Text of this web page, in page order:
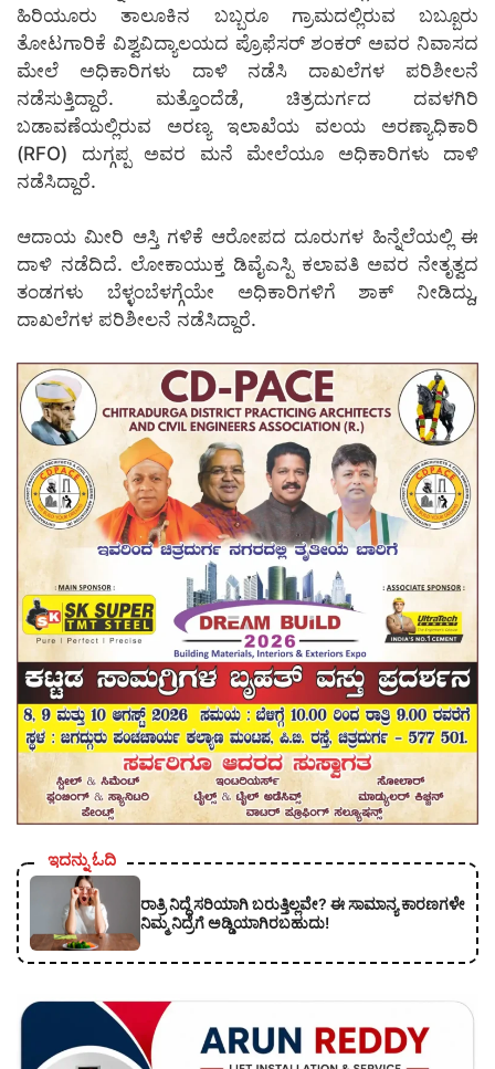
ಹಿರಿಯೂರು ತಾಲೂಕಿನ ಬಬ್ಬರೂ ಗ್ರಾಮದಲ್ಲಿರುವ ಬಬ್ಬೂರು
ತೋಟಗಾರಿಕೆ ವಿಶ್ವವಿದ್ಯಾಲಯದ ಪ್ರೊಫೆಸರ್ ಶಂಕರ್ ಅವರ ನಿವಾಸದ
ಮೇಲೆ ಅಧಿಕಾರಿಗಳು ದಾಳಿ ನಡೆಸಿ ದಾಖಲೆಗಳ ಪರಿಶೀಲನೆ
ನಡೆಸುತ್ತಿದ್ದಾರೆ. ಮತ್ತೊಂದೆಡೆ, ಚಿತ್ರದುರ್ಗದ ದವಳಗಿರಿ
ಬಡಾವಣೆಯಲ್ಲಿರುವ ಅರಣ್ಯ ಇಲಾಖೆಯ ವಲಯ ಅರಣ್ಯಾಧಿಕಾರಿ
(RFO) ದುಗ್ಗಪ್ಪ ಅವರ ಮನೆ ಮೇಲೆಯೂ ಅಧಿಕಾರಿಗಳು ದಾಳಿ
ನಡೆಸಿದ್ದಾರೆ.
ಆದಾಯ ಮೀರಿ ಆಸ್ತಿ ಗಳಿಕೆ ಆರೋಪದ ದೂರುಗಳ ಹಿನ್ನೆಲೆಯಲ್ಲಿ ಈ
ದಾಳಿ ನಡೆದಿದೆ. ಲೋಕಾಯುಕ್ತ ಡಿವೈಎಸ್ಪಿ ಕಲಾವತಿ ಅವರ ನೇತೃತ್ವದ
ತಂಡಗಳು ಬೆಳ್ಳಂಬೆಳಗ್ಗೆಯೇ ಅಧಿಕಾರಿಗಳಿಗೆ ಶಾಕ್ ನೀಡಿದ್ದು,
ದಾಖಲೆಗಳ ಪರಿಶೀಲನೆ ನಡೆಸಿದ್ದಾರೆ.
ಇದನ್ನು ಓದಿ
ರಾತ್ರಿ ನಿದ್ದೆ ಸರಿಯಾಗಿ ಬರುತ್ತಿಲ್ಲವೇ? ಈ ಸಾಮಾನ್ಯ ಕಾರಣಗಳೇ
ನಿಮ್ಮ ನಿದ್ರೆಗೆ ಅಡ್ಡಿಯಾಗಿರಬಹುದು!